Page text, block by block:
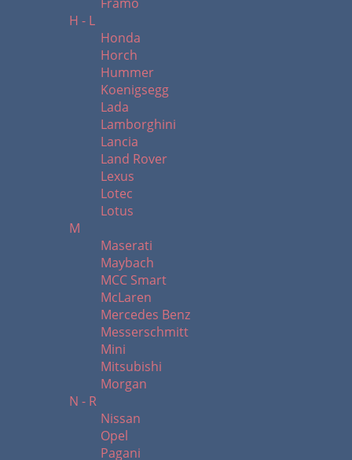
H - L
Honda
Horch
Hummer
Koenigsegg
Lada
Lamborghini
Lancia
Land Rover
Lexus
Lotec
Lotus
M
Maserati
Maybach
MCC Smart
McLaren
Mercedes Benz
Messerschmitt
Mini
Mitsubishi
Morgan
N - R
Nissan
Opel
Pagani